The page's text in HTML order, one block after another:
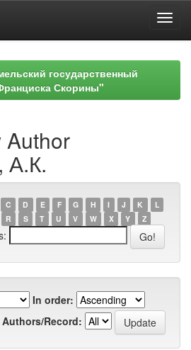
государственный
Скорины"
Author
А.К.
C D E F G H I J K
L
R S T U V W X Y Z
In order:
Authors/Record: